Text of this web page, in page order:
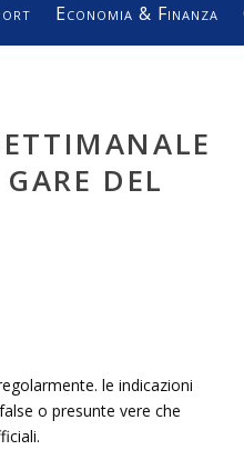
Economia & Finanza
DEL
le indicazioni
o presunte vere che